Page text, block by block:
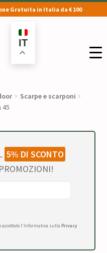
Gratuita in Italia da € 100
IT
Scarpe e scarponi
45
5% DI SCONTO
accettato l'Informativa sulla Privacy